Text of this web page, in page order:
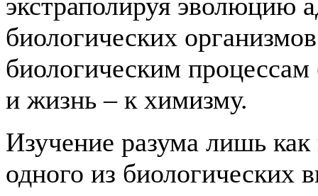
биологических
биологическим
и жизнь – к химизму.
Изучение разума лишь
одного из биологических